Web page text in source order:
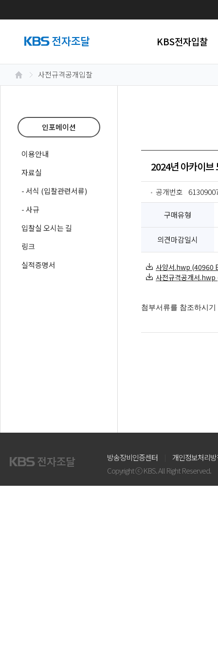
KBS전자입찰
사전규격공개입찰
인포메이션
이용안내
자료실
- 서식 (입찰관련서류)
- 사규
입찰실 오시는 길
링크
실적증명서
2024년 아카이브
공개번호
구매유형
의견마감일시
사양서.hwp (40960
사전규격공개서
첨부서류를 참조하시
방송장비인증센터
개인정보처리
Copyright ⓒ KBS. All Right Reserved.